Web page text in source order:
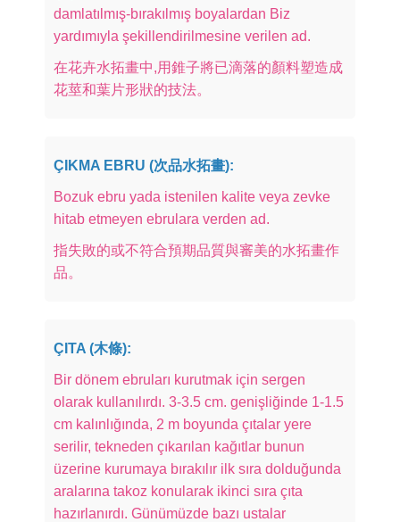
damlatılmış-bırakılmış boyalardan Biz
yardımıyla şekillendirilmesine verilen ad.
在花卉水拓畫中,用錐子將已滴落的顏料塑造成
花莖和葉片形狀的技法。
ÇIKMA EBRU (次品水拓畫):
Bozuk ebru yada istenilen kalite veya zevke
hitab etmeyen ebrulara verden ad.
指失敗的或不符合預期品質與審美的水拓畫作
品。
ÇITA (木條):
Bir dönem ebruları kurutmak için sergen
olarak kullanılırdı. 3-3.5 cm. genişliğinde 1-1.5
cm kalınlığında, 2 m boyunda çıtalar yere
serilir, tekneden çıkarılan kağıtlar bunun
üzerine kurumaya bırakılır ilk sıra dolduğunda
aralarına takoz konularak ikinci sıra çıta
hazırlanırdı. Günümüzde bazı ustalar